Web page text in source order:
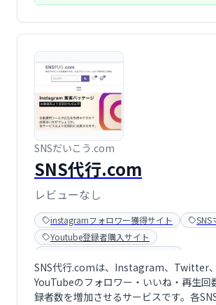
SNSだいこう.com
SNS代行.com
レビューなし
instagramフォロワー獲得サイト
SNS
Youtube登録者購入サイト
インフルエンサーマーケティング
SNS代行.comは、Instagram、Twitter
YouTubeのフォロワー・いいね・再生回
録者数を増加させるサービスです。各